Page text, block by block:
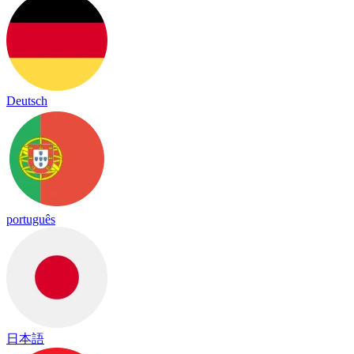
Deutsch
português
日本語